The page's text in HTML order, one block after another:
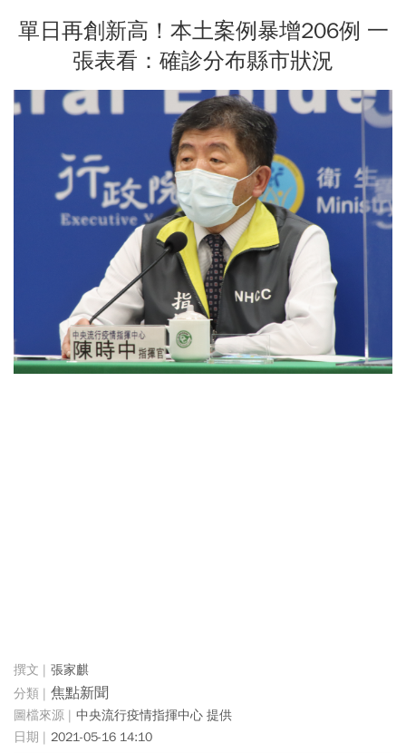
單日再創新高！本土案例暴增206例 一
張表看：確診分布縣市狀況
張家麒
焦點新聞
中央流行疫情指揮中心 提供
2021-05-16 14:10